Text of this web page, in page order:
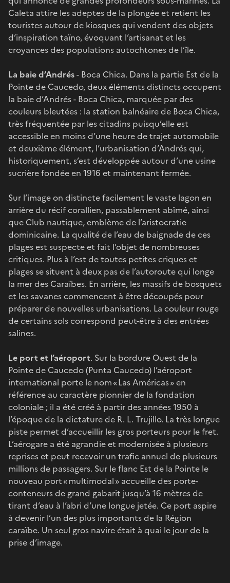
Caleta attire les adeptes de la plongée et retient les
touristes autour de kiosques qui vendent des objets
d’inspiration taïno, évoquant l’artisanat et les
croyances des populations autochtones de l’île.
La baie d’Andrés- Boca Chica. Dans la partie Est de la
Pointe de Caucedo, deux éléments distincts occupent
la baie d’Andrés - Boca Chica, marquée par des
couleurs bleutées : la station balnéaire de Boca Chica,
très fréquentée par les citadins puisqu’elle est
accessible en moins d’une heure de trajet automobile
et deuxième élément, l’urbanisation d’Andrés qui,
historiquement, s’est développée autour d’une usine
sucrière fondée en 1916 et maintenant fermée.
Sur l’image on distincte facilement le vaste lagon en
arrière du récif corallien, passablement abîmé, ainsi
que Club nautique, emblème de l’aristocratie
dominicaine. La qualité de l’eau de baignade de ces
plages est suspecte et fait l’objet de nombreuses
critiques. Plus à l’est de toutes petites criques et
plages se situent à deux pas de l’autoroute qui longe
la mer des Caraïbes. En arrière, les massifs de bosquets
et les savanes commencent à être découpés pour
préparer de nouvelles urbanisations. La couleur rouge
de certains sols correspond peut-être à des entrées
salines.
Le port et l’aéroport. Sur la bordure Ouest de la
Pointe de Caucedo (Punta Caucedo) l’aéroport
international porte le nom « Las Américas » en
référence au caractère pionnier de la fondation
coloniale ; il a été créé à partir des années 1950 à
l’époque de la dictature de R. L. Trujillo. La très longue
piste permet d’accueillir les gros porteurs pour le fret.
L’aérogare a été agrandie et modernisée à plusieurs
reprises et peut recevoir un trafic annuel de plusieurs
millions de passagers. Sur le flanc Est de la Pointe le
nouveau port « multimodal » accueille des porte-
conteneurs de grand gabarit jusqu’à 16 mètres de
tirant d’eau à l’abri d’une longue jetée. Ce port aspire
à devenir l’un des plus importants de la Région
caraïbe. Un seul gros navire était à quai le jour de la
prise d’image.